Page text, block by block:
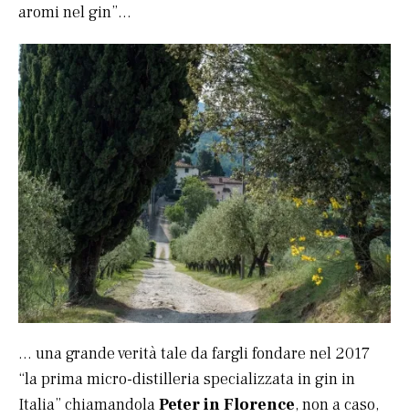
aromi nel gin”…
… una grande verità tale da fargli fondare nel 2017
“la prima micro-distilleria specializzata in gin in
Italia” chiamandolaPeter in Florence, non a caso,